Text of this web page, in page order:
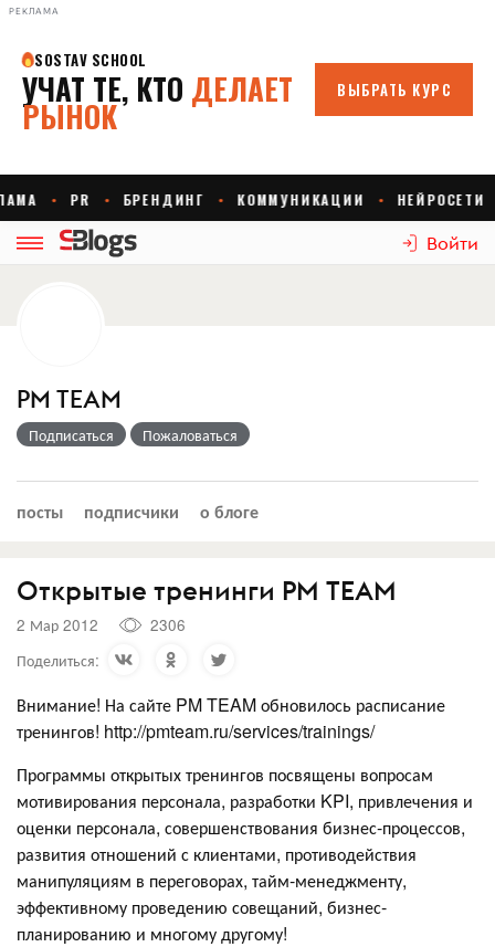
РЕКЛАМА
Войти
PM TEAM
Подписаться Пожаловаться
посты подписчики о блоге
Открытые тренинги PM TEAM
2 Мар 2012
2306
Поделиться:
Внимание! На сайте PM TEAM обновилось расписание
тренингов! http://pmteam.ru/services/trainings/
Программы открытых тренингов посвящены вопросам
мотивирования персонала, разработки KPI, привлечения и
оценки персонала, совершенствования бизнес-процессов,
развития отношений с клиентами, противодействия
манипуляциям в переговорах, тайм-менеджменту,
эффективному проведению совещаний, бизнес-
планированию и многому другому!